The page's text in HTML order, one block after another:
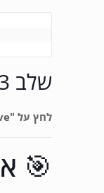
שלב 3: שמירה
לחץ על "Save"
🎯